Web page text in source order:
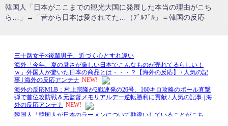
韓国人「日本がここまでの観光大国に発展した本当の理由がこち
ら…」→「昔から日本は愛されてた…（ﾌﾞﾙﾌﾞﾙ」＝韓国の反応